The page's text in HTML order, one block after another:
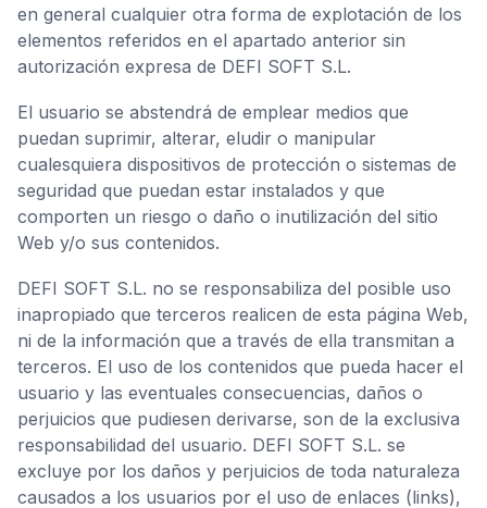
en general cualquier otra forma de explotación de los
elementos referidos en el apartado anterior sin
autorización expresa de DEFI SOFT S.L.
El usuario se abstendrá de emplear medios que
puedan suprimir, alterar, eludir o manipular
cualesquiera dispositivos de protección o sistemas de
seguridad que puedan estar instalados y que
comporten un riesgo o daño o inutilización del sitio
Web y/o sus contenidos.
DEFI SOFT S.L. no se responsabiliza del posible uso
inapropiado que terceros realicen de esta página Web,
ni de la información que a través de ella transmitan a
terceros. El uso de los contenidos que pueda hacer el
usuario y las eventuales consecuencias, daños o
perjuicios que pudiesen derivarse, son de la exclusiva
responsabilidad del usuario. DEFI SOFT S.L. se
excluye por los daños y perjuicios de toda naturaleza
causados a los usuarios por el uso de enlaces (links),